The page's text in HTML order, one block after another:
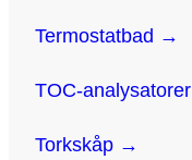
Termostatbad →
TOC-
Torkskåp →